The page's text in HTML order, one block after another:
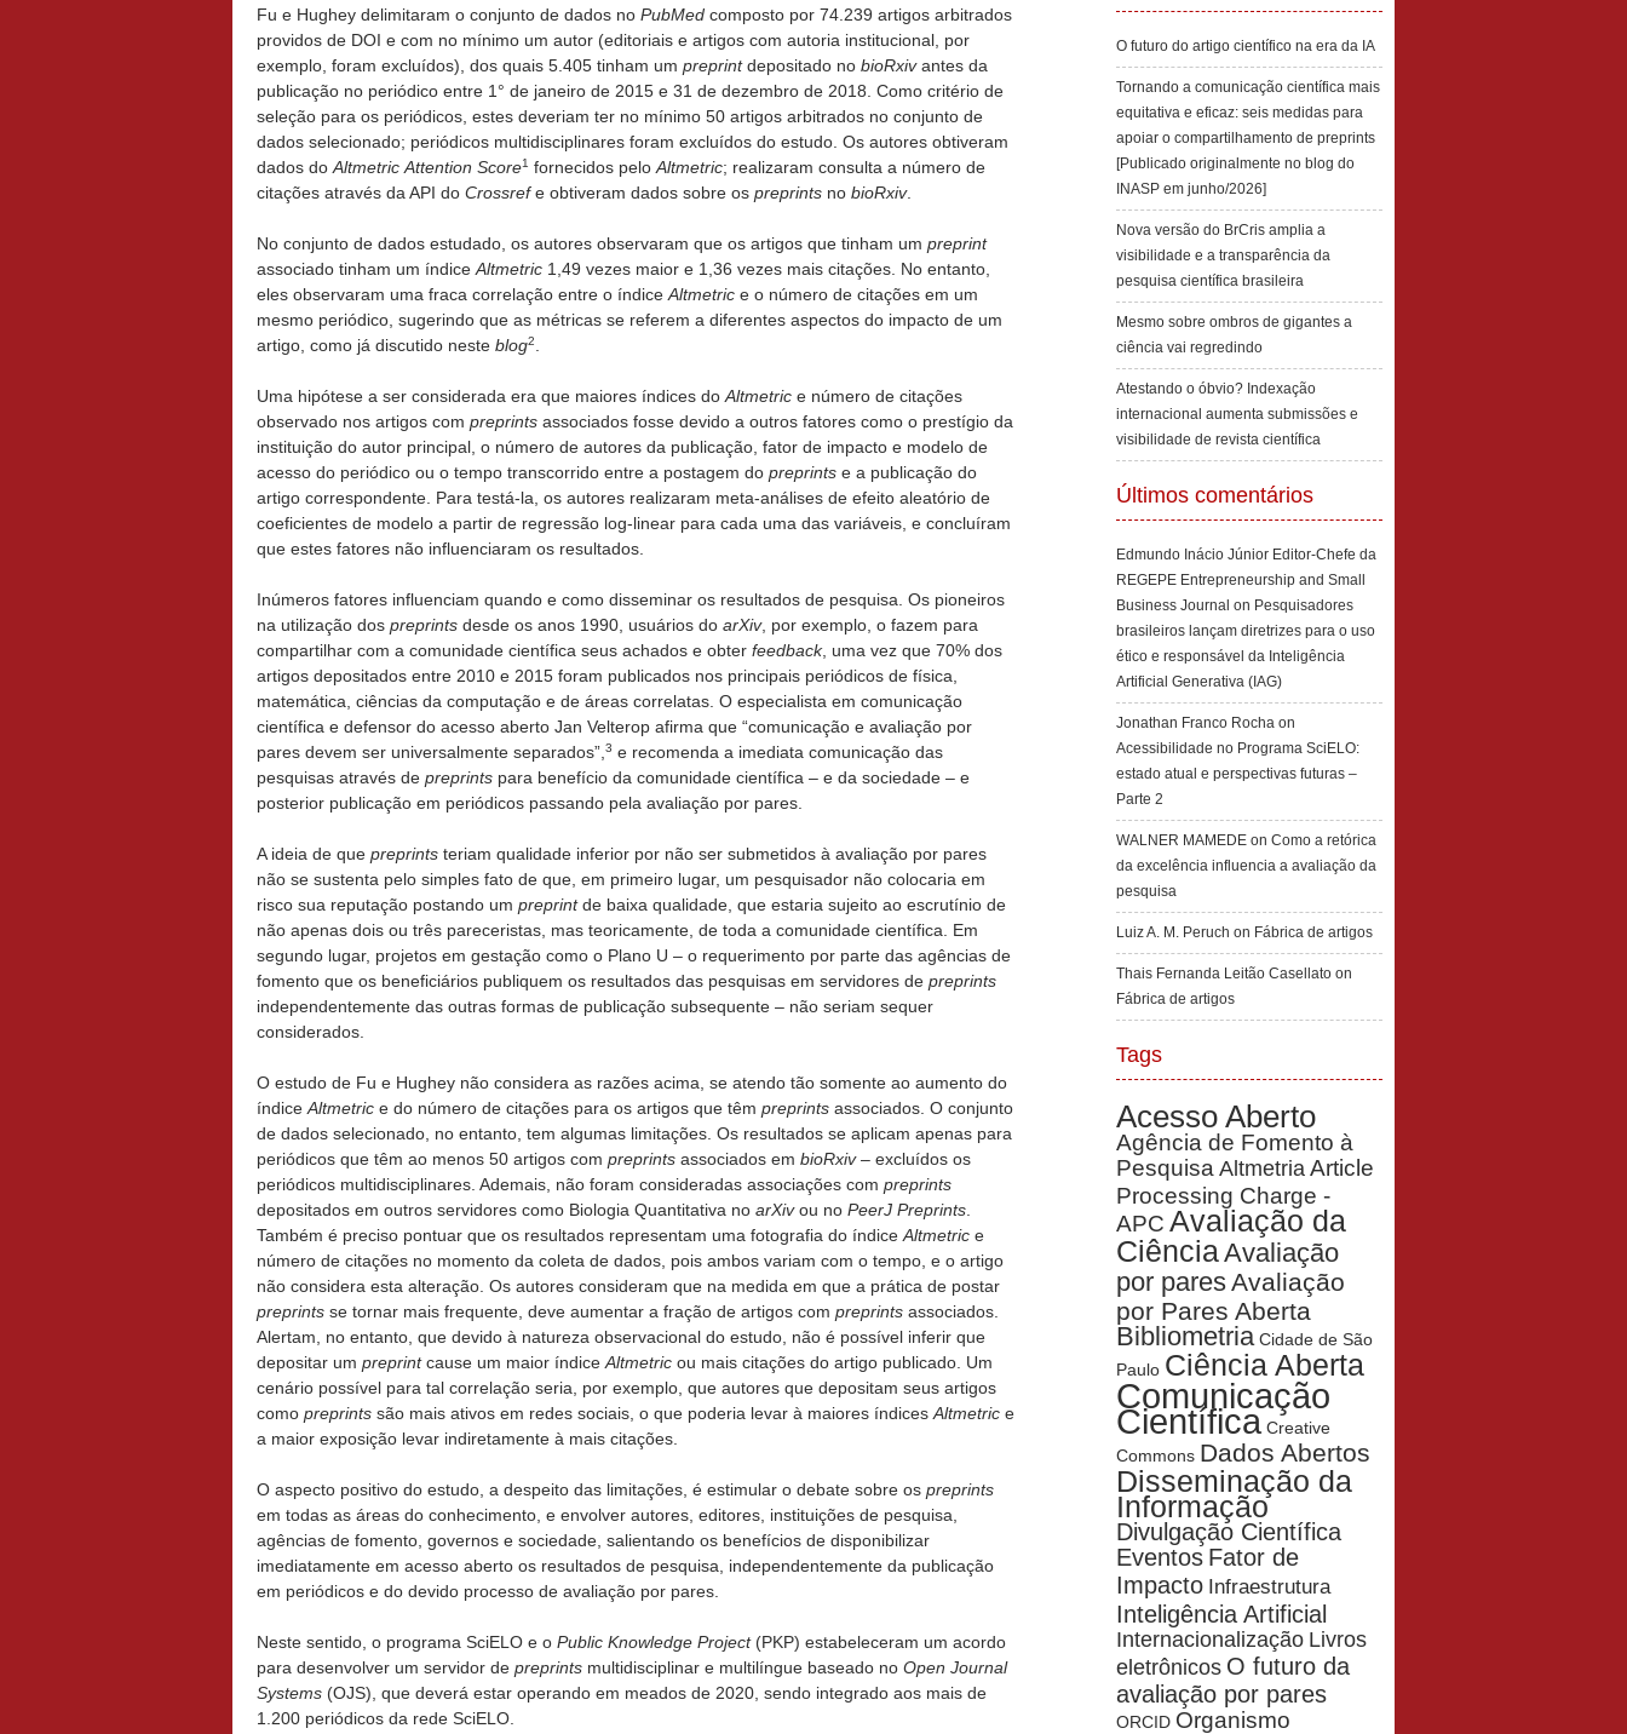
Fu e Hughey delimitaram o conjunto de dados no PubMed composto por 74.239 artigos arbitrados
providos de DOI e com no mínimo um autor (editoriais e artigos com autoria institucional, por
exemplo, foram excluídos), dos quais 5.405 tinham um preprintdepositado no bioRxivantes da
publicação no periódico entre 1° de janeiro de 2015 e 31 de dezembro de 2018. Como critério de
seleção para os periódicos, estes deveriam ter no mínimo 50 artigos arbitrados no conjunto de
dados selecionado; periódicos multidisciplinares foram excluídos do estudo. Os autores obtiveram
dados do Altmetric Attention Score1 fornecidos pelo Altmetric; realizaram consulta a número de
citações através da API do Crossrefe obtiveram dados sobre os preprints no bioRxiv.
No conjunto de dados estudado, os autores observaram que os artigos que tinham um preprint
associado tinham um índice Altmetric 1,49 vezes maior e 1,36 vezes mais citações. No entanto,
eles observaram uma fraca correlação entre o índice Altmetric e o número de citações em um
mesmo periódico, sugerindo que as métricas se referem a diferentes aspectos do impacto de um
artigo, como já discutido neste blog2
Uma hipótese a ser considerada era que maiores índices do Altmetric e número de citações
observado nos artigos com preprints associados fosse devido a outros fatores como o prestígio da
instituição do autor principal, o número de autores da publicação, fator de impacto e modelo de
acesso do periódico ou o tempo transcorrido entre a postagem do preprints e a publicação do
artigo correspondente. Para testá-la, os autores realizaram meta-análises de efeito aleatório de
coeficientes de modelo a partir de regressão log-linear para cada uma das variáveis, e concluíram
que estes fatores não influenciaram os resultados.
Inúmeros fatores influenciam quando e como disseminar os resultados de pesquisa. Os pioneiros
na utilização dos preprints desde os anos 1990, usuários do arXiv, por exemplo, o fazem para
compartilhar com a comunidade científica seus achados e obter feedback, uma vez que 70% dos
artigos depositados entre 2010 e 2015 foram publicados nos principais periódicos de física,
matemática, ciências da computação e de áreas correlatas. O especialista em comunicação
científica e defensor do acesso aberto Jan Velterop afirma que “comunicação e avaliação por
pares devem ser universalmente separados”, 3 e recomenda a imediata comunicação das
pesquisas através de preprints para benefício da comunidade científica – e da sociedade – e
posterior publicação em periódicos passando pela avaliação por pares.
A ideia de que preprints teriam qualidade inferior por não ser submetidos à avaliação por pares
não se sustenta pelo simples fato de que, em primeiro lugar, um pesquisador não colocaria em
risco sua reputação postando um preprintde baixa qualidade, que estaria sujeito ao escrutínio de
não apenas dois ou três pareceristas, mas teoricamente, de toda a comunidade científica. Em
segundo lugar, projetos em gestação como o Plano U – o requerimento por parte das agências de
fomento que os beneficiários publiquem os resultados das pesquisas em servidores de preprints
independentemente das outras formas de publicação subsequente – não seriam sequer
considerados.
O estudo de Fu e Hughey não considera as razões acima, se atendo tão somente ao aumento do
índice Altmetric e do número de citações para os artigos que têm preprints associados. O conjunto
de dados selecionado, no entanto, tem algumas limitações. Os resultados se aplicam apenas para
periódicos que têm ao menos 50 artigos com preprints associados em bioRxiv– excluídos os
periódicos multidisciplinares. Ademais, não foram consideradas associações com preprints
depositados em outros servidores como Biologia Quantitativa no arXivou no PeerJ Preprints
Também é preciso pontuar que os resultados representam uma fotografia do índice Altmetric e
número de citações no momento da coleta de dados, pois ambos variam com o tempo, e o artigo
não considera esta alteração. Os autores consideram que na medida em que a prática de postar
preprints se tornar mais frequente, deve aumentar a fração de artigos com preprints associados.
Alertam, no entanto, que devido à natureza observacional do estudo, não é possível inferir que
depositar um preprintcause um maior índice Altmetric ou mais citações do artigo publicado. Um
cenário possível para tal correlação seria, por exemplo, que autores que depositam seus artigos
como preprints são mais ativos em redes sociais, o que poderia levar à maiores índices Altmetric e
a maior exposição levar indiretamente à mais citações.
O aspecto positivo do estudo, a despeito das limitações, é estimular o debate sobre os preprints
em todas as áreas do conhecimento, e envolver autores, editores, instituições de pesquisa,
agências de fomento, governos e sociedade, salientando os benefícios de disponibilizar
imediatamente em acesso aberto os resultados de pesquisa, independentemente da publicação
em periódicos e do devido processo de avaliação por pares.
Neste sentido, o programa SciELO e o Public Knowledge Project(PKP) estabeleceram um acordo
para desenvolver um servidor de preprints multidisciplinar e multilíngue baseado no Open Journal
Systems (OJS), que deverá estar operando em meados de 2020, sendo integrado aos mais de
1.200 periódicos da rede SciELO.
O futuro do artigo científico na era da IA
Tornando a comunicação científica mais
equitativa e eficaz: seis medidas para
apoiar o compartilhamento de preprints
[Publicado originalmente no blog do
INASP em junho/2026]
Nova versão do BrCris amplia a
visibilidade e a transparência da
pesquisa científica brasileira
Mesmo sobre ombros de gigantes a
ciência vai regredindo
Atestando o óbvio? Indexação
internacional aumenta submissões e
visibilidade de revista científica
Últimos comentários
Edmundo Inácio Júnior Editor-Chefe da
REGEPE Entrepreneurship and Small
Business Journal on Pesquisadores
brasileiros lançam diretrizes para o uso
ético e responsável da Inteligência
Artificial Generativa (IAG)
Jonathan Franco Rocha on
Acessibilidade no Programa SciELO:
estado atual e perspectivas futuras –
Parte 2
WALNER MAMEDE on Como a retórica
da excelência influencia a avaliação da
pesquisa
Luiz A. M. Peruch on Fábrica de artigos
Thais Fernanda Leitão Casellato on
Fábrica de artigos
Tags
Acesso Aberto
Agência de Fomento à
Pesquisa Altmetria Article
Processing Charge -
APC Avaliação da
CiênciaAvaliação
por paresAvaliação
por Pares Aberta
Bibliometria Cidade de São
Paulo Ciência Aberta
Comunicação
Científica Creative
Commons Dados Abertos
Disseminação da
Informação
Divulgação Científica
Eventos Fator de
Impacto Infraestrutura
Inteligência Artificial
Internacionalização Livros
eletrônicos O futuro da
avaliação por pares
ORCID Organismo